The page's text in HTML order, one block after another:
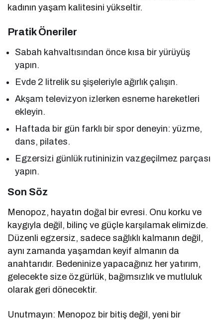
kadının yaşam kalitesini yükseltir.
Pratik Öneriler
Sabah kahvaltısından önce kısa bir yürüyüş
yapın.
Evde 2 litrelik su şişeleriyle ağırlık çalışın.
Akşam televizyon izlerken esneme hareketleri
ekleyin.
Haftada bir gün farklı bir spor deneyin: yüzme,
dans, pilates.
Egzersizi günlük rutininizin vazgeçilmez parçası
yapın.
Son Söz
Menopoz, hayatın doğal bir evresi. Onu korku ve
kaygıyla değil, bilinç ve güçle karşılamak elimizde.
Düzenli egzersiz, sadece sağlıklı kalmanın değil,
aynı zamanda yaşamdan keyif almanın da
anahtarıdır. Bedeninize yapacağınız her yatırım,
gelecekte size özgürlük, bağımsızlık ve mutluluk
olarak geri dönecektir.
Unutmayın: Menopoz bir bitiş değil, yeni bir